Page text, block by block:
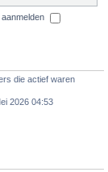
die actief waren
2026 04:53